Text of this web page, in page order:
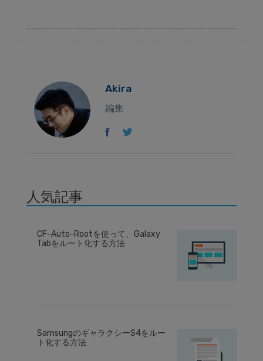
Akira
編集
人気記事
CF-Auto-Rootを使って、Galaxy
Tabをルート化する方法
SamsungのギャラクシーS4をルー
ト化する方法